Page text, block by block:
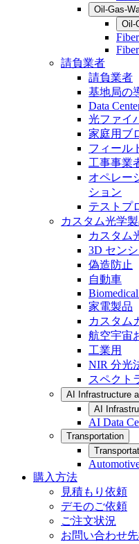
Oil-Gas-
Oil-
請負業者
請負業者
基地局の
Data
光ファイ
家庭用ブ
フィール
工事事業
オペレー
ション
テストプ
カスタム光学
カスタム
3D セン
偽造防止
自動車
家電製品
カスタム
航空宇宙
工業用
NIR 分光
スペクト
AI Infrastructure
AI
AI Data
Transportation
購入方法
見積もり依頼
デモのご依頼
ご注文状況
お問い合わせ